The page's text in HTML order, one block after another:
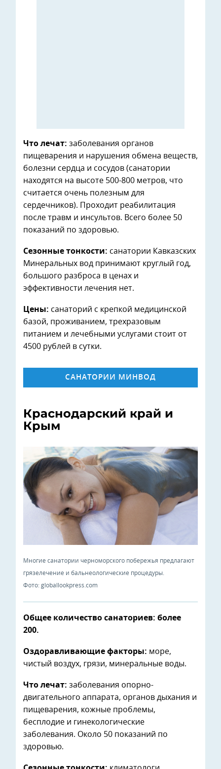
Что лечат: заболевания органов
пищеварения и нарушения обмена веществ,
болезни сердца и сосудов (санатории
находятся на высоте 500-800 метров, что
считается очень полезным для
сердечников). Проходит реабилитация
после травм и инсультов. Всего более 50
показаний по здоровью.
Сезонные тонкости: санатории Кавказских
Минеральных вод принимают круглый год,
большого разброса в ценах и
эффективности лечения нет.
Цены: санаторий с крепкой медицинской
базой, проживанием, трехразовым
питанием и лечебными услугами стоит от
4500 рублей в сутки.
САНАТОРИИ МИНВОД
Краснодарский край и
Крым
Многие санатории черноморского побережья предлагают
грязелечение и бальнеологические процедуры.
Фото: globallookpress.com
Общее количество санаториев: более
200.
Оздоравливающие факторы: море,
чистый воздух, грязи, минеральные воды.
Что лечат: заболевания опорно-
двигательного аппарата, органов дыхания и
пищеварения, кожные проблемы,
бесплодие и гинекологические
заболевания. Около 50 показаний по
здоровью.